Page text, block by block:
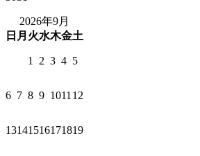
2026年9月
日 月 火水木金土
1 2 3 4 5
6 7 8 9 1011 12
13141516171819